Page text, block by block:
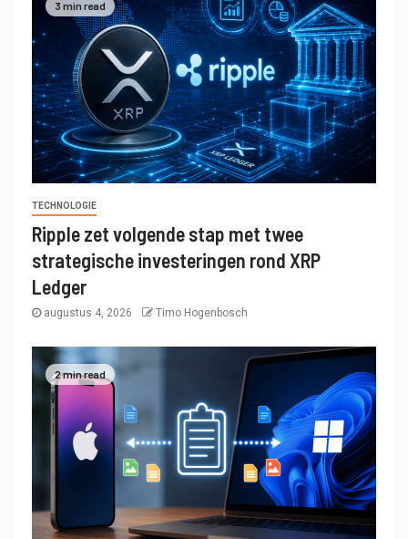
3 min read
TECHNOLOGIE
Ripple zet volgende stap met twee
strategische investeringen rond XRP
Ledger
augustus 4, 2026 Timo Hogenbosch
2 min read